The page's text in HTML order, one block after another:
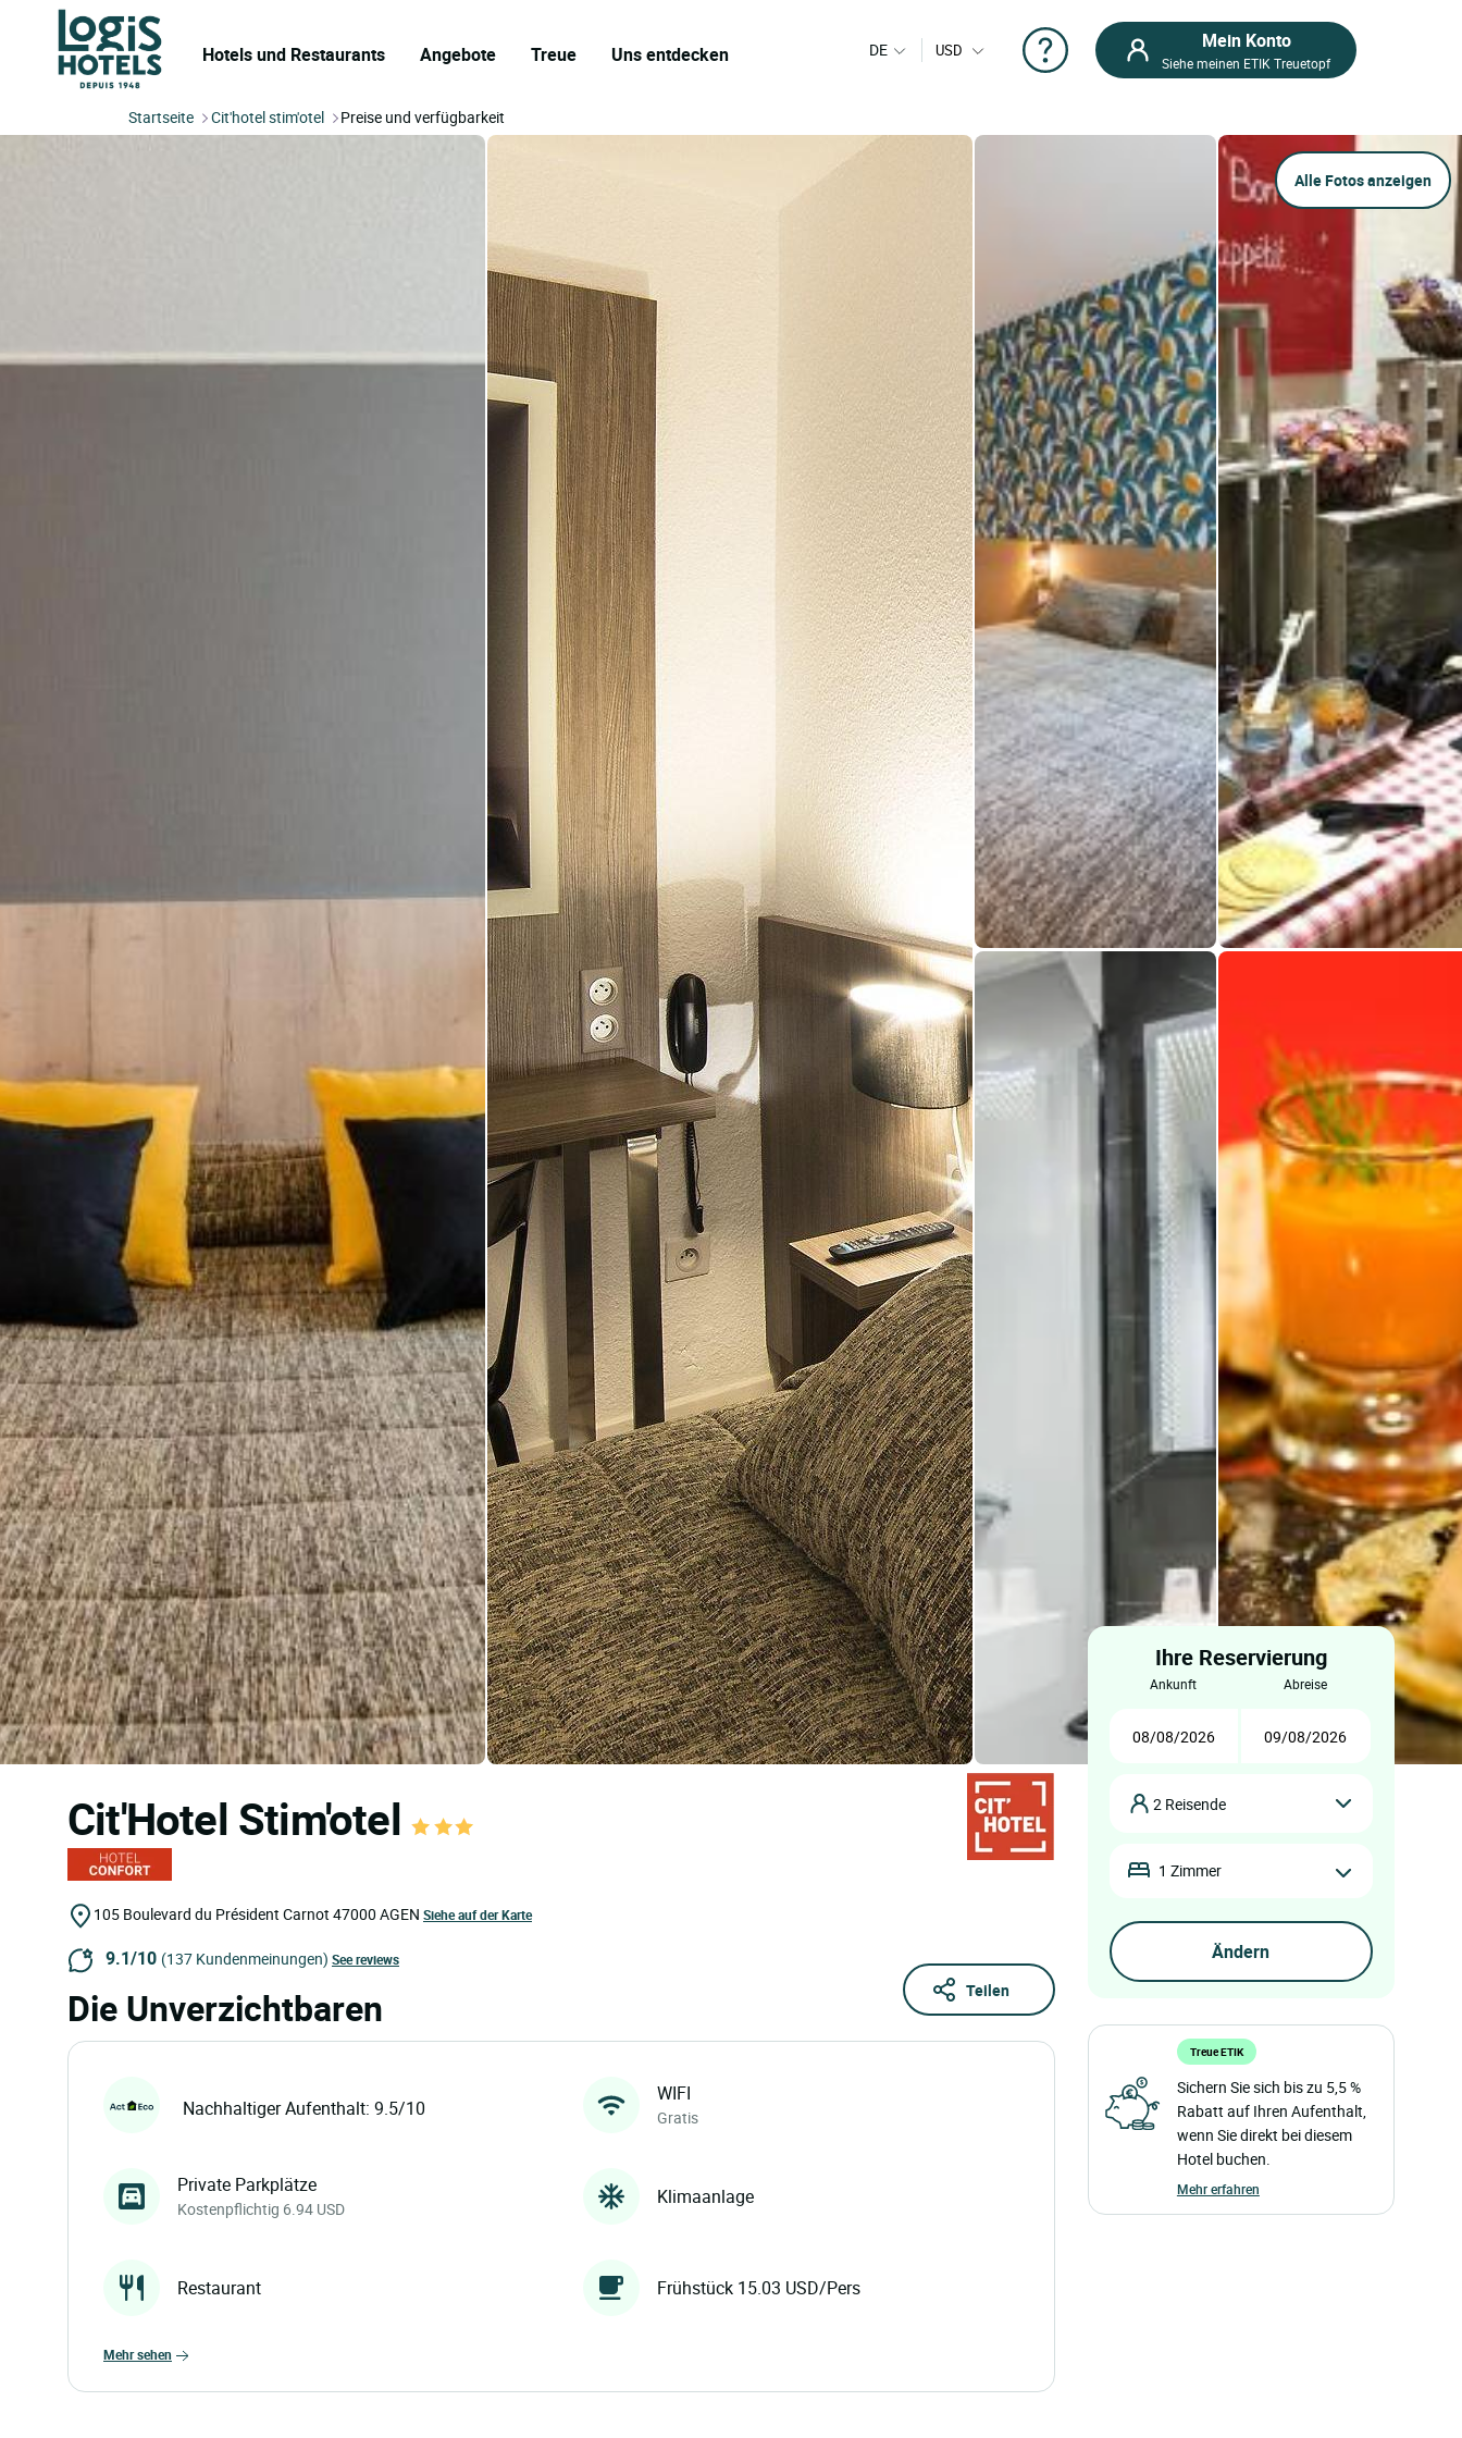
Hotels und Restaurants Angebote Treue Uns entdecken DE USD Mein Konto
Siehe meinen ETIK Treuetopf
Startseite Cit'hotel stim'otel Preise und verfügbarkeit
Alle Fotos anzeigen
Cit'Hotel Stim'otel
105 Boulevard du Président Carnot 47000 AGEN Siehe auf der Karte
9.1/10 (137 Kundenmeinungen) See reviews
Teilen
Die Unverzichtbaren
Nachhaltiger Aufenthalt: 9.5/10
WIFI
Gratis
Private Parkplätze
Kostenpflichtig 6.94 USD
Klimaanlage
Restaurant Frühstück 15.03 USD/Pers
mehr sehen
Ihre Reservierung
ankunft abreise
2 Reisende
1 Zimmer
Treue ETIK
Sichern Sie sich bis zu 5,5 %
Rabatt auf Ihren Aufenthalt,
wenn Sie direkt bei diesem
Hotel buchen.
Mehr erfahren